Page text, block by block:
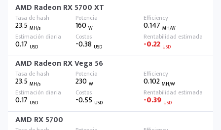
AMD Radeon RX 5700 XT
23.5 MH/s 160W 0.147 MH/W
0.17 USD -0.38 USD -0.22 USD
AMD Radeon RX Vega 56
23.5 MH/s 230W 0.102 MH/W
0.17 USD -0.55 USD -0.39 USD
AMD RX 5700